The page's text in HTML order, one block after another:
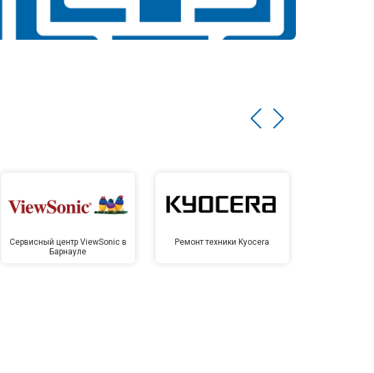
Сервисный центр ViewSonic в
Барнауле
Ремонт техники Kyocera